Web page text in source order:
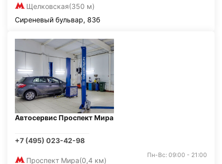
Щелковская(350 м)
Сиреневый бульвар, 83б
Автосервис Проспект Мира
+7 (495) 023-42-98
Проспект Мира(0,4 км)
Пн-Вс: 09:00 - 21:00